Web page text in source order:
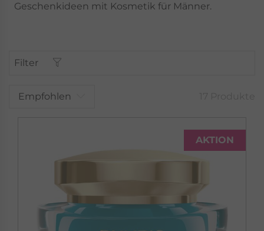
Geschenkideen mit Kosmetik für Männer.
Filter
Empfohlen
AKTION